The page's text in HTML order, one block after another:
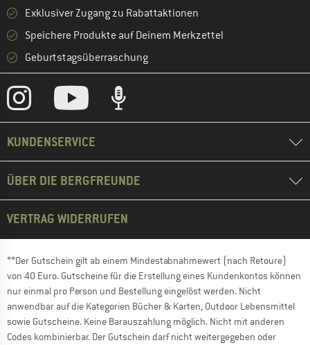
Exklusiver Zugang zu Rabattaktionen
Speichere Produkte auf Deinem Merkzettel
Geburtstagsüberraschung
KUNDENSERVICE
ÜBER DIE BERGFREUNDE
VERTRAG WIDERRUFEN
**Der Gutschein gilt ab einem Mindestabnahmewert (nach Retoure)
von 40 Euro. Gutscheine für die Erstellung eines Kundenkontos können
nur einmal pro Person und Bestellung eingelöst werden. Nicht
anwendbar auf die Kategorien Bücher & Karten, Outdoor Lebensmittel
sowie Gutscheine. Keine Barauszahlung möglich. Nicht mit anderen
Codes kombinierbar. Der Gutschein darf nicht weitergegeben oder